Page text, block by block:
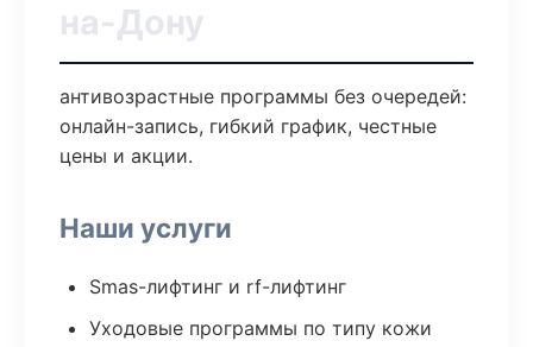
на-Дону
антивозрастные программы без очередей:
онлайн-запись, гибкий график, честные
цены и акции.
Наши услуги
Smas-лифтинг и rf-лифтинг
Уходовые программы по типу кожи